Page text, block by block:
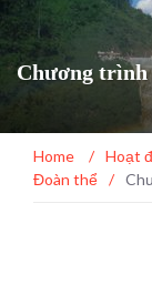
Chương trình
Home / Hoạt
Đoàn thể /